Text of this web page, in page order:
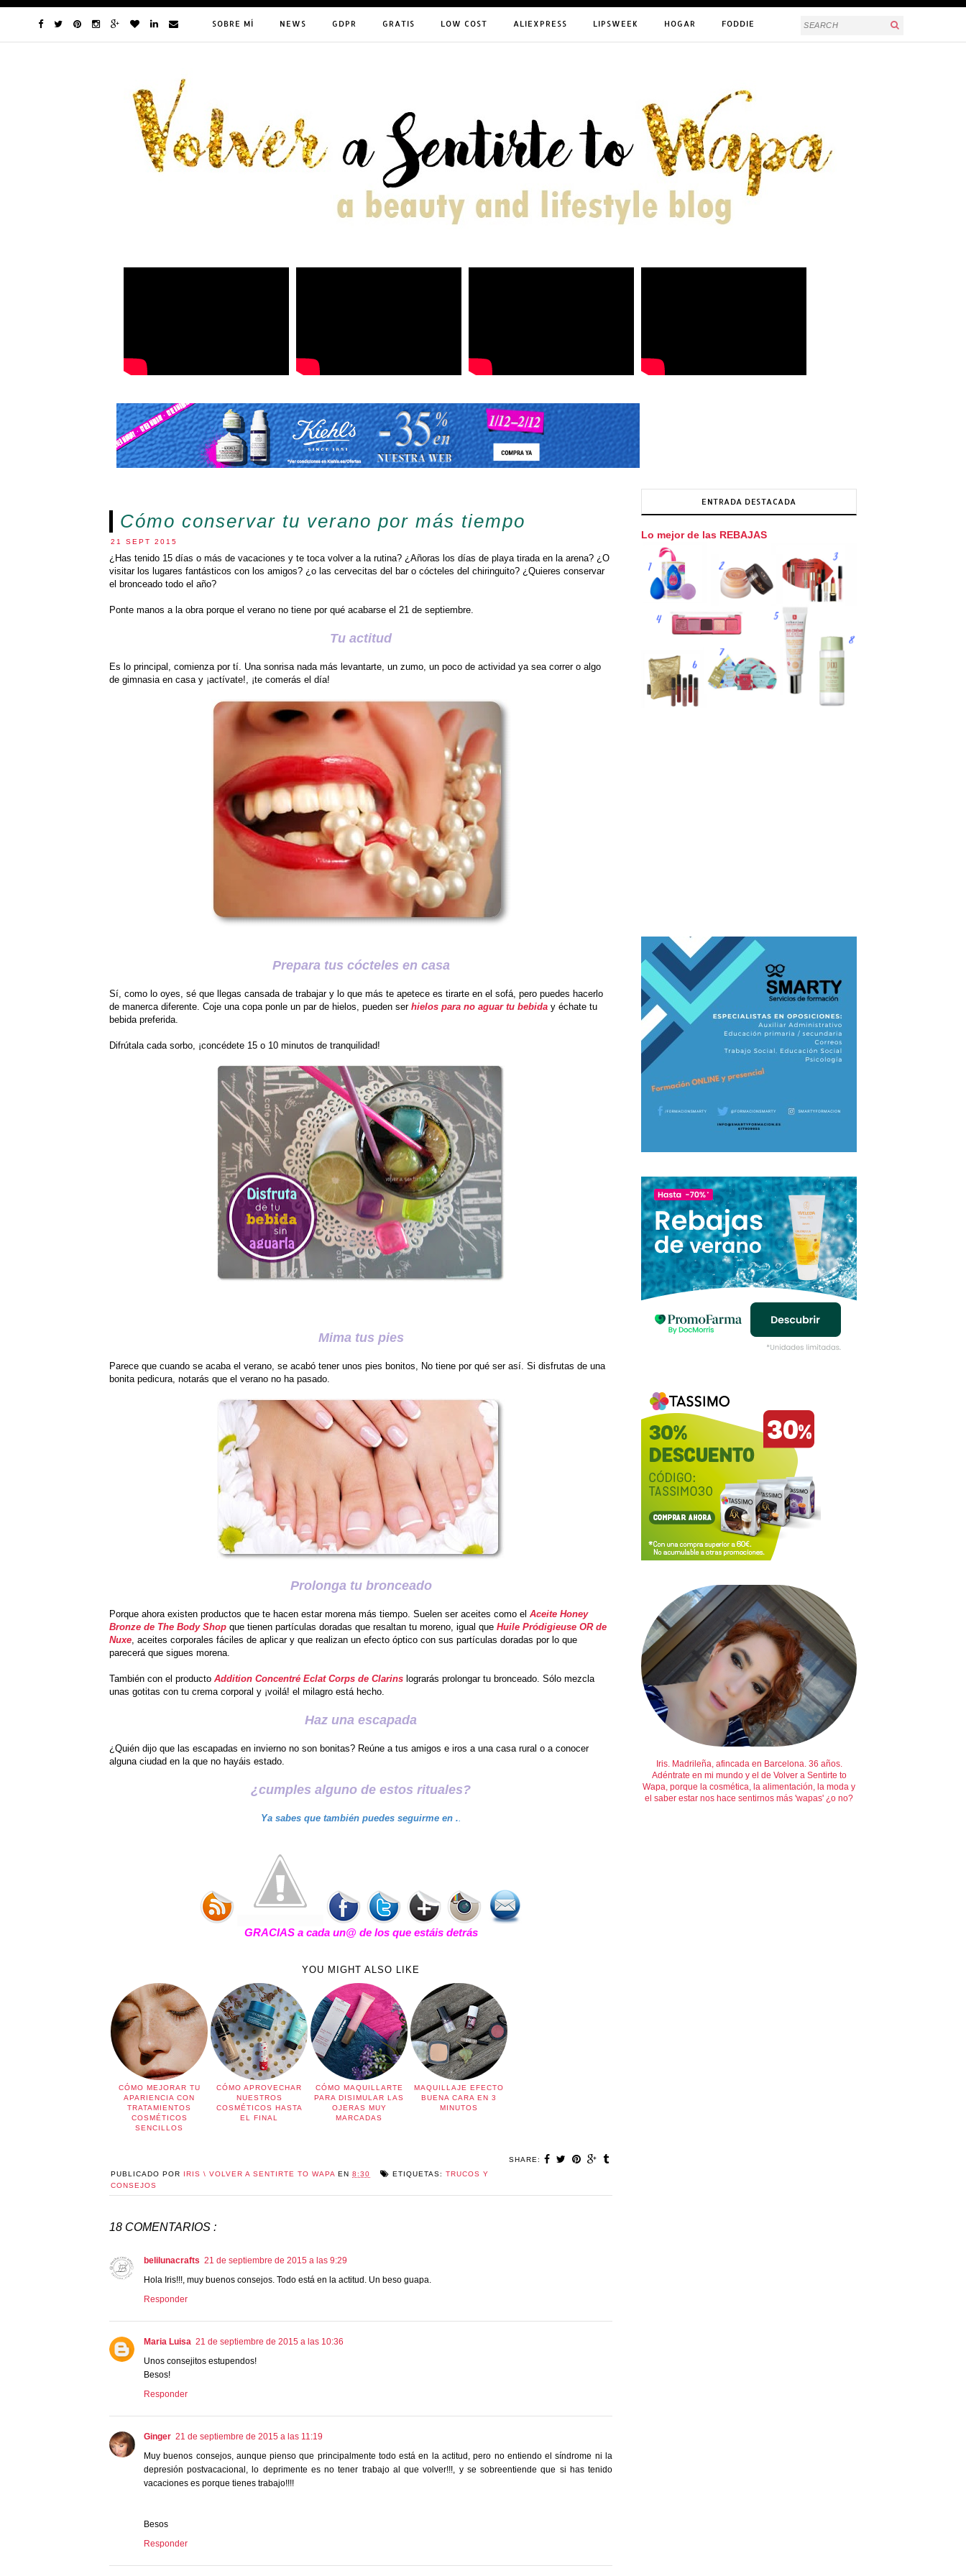
SOBRE MÍ NEWS GDPR GRATIS LOW COST ALIEXPRESS LIPSWEEK HOGAR FODDIE
Cómo conservar tu verano por más tiempo
21 SEPT 2015
¿Has tenido 15 días o más de vacaciones y te toca volver a la rutina? ¿Añoras los días de playa tirada en la arena? ¿O
visitar los lugares fantásticos con los amigos? ¿o las cervecitas del bar o cócteles del chiringuito? ¿Quieres conservar
el bronceado todo el año?
Ponte manos a la obra porque el verano no tiene por qué acabarse el 21 de septiembre.
Tu actitud
Es lo principal, comienza por tí. Una sonrisa nada más levantarte, un zumo, un poco de actividad ya sea correr o algo
de gimnasia en casa y ¡actívate!, ¡te comerás el día!
Prepara tus cócteles en casa
Sí, como lo oyes, sé que llegas cansada de trabajar y lo que más te apetece es tirarte en el sofá, pero puedes hacerlo
de manerca diferente. Coje una copa ponle un par de hielos, pueden ser hielos para no aguar tu bebida y échate tu
bebidapreferida.
Difrútala cada sorbo, ¡concédete 15 o 10 minutos de tranquilidad!
Mima tus pies
Parece que cuando se acaba el verano, se acabó tener unos pies bonitos, No tiene por qué ser así. Si disfrutas de una
bonita pedicura, notarás que el verano no ha pasado.
Prolonga tu bronceado
Porque ahora existen productos que te hacen estar morena más tiempo. Suelen ser aceites como el Aceite Honey
Bronze de The Body Shop que tienen partículas doradas que resaltan tu moreno, igual que Huile Pródigieuse OR de
Nuxe, aceites corporales fáciles de aplicar y que realizan un efecto óptico con sus partículas doradas por lo que
parecerá que sigues morena.
También con el producto Addition Concentré Eclat Corps de Clarins lograrás prolongar tu bronceado. Sólo mezcla
unas gotitas con tu crema corporal y ¡voilá! el milagro está hecho.
Haz una escapada
¿Quién dijo que las escapadas en invierno no son bonitas? Reúne a tus amigos e iros a una casa rural o a conocer
alguna ciudad en la que no hayáis estado.
¿cumples alguno de estos rituales?
Ya sabes que también puedes seguirme en ..
GRACIAS a cada un@ de los que estáis detrás
YOU MIGHT ALSO LIKE
CÓMO MEJORAR TU
APARIENCIA CON
TRATAMIENTOS
COSMÉTICOS
SENCILLOS
CÓMO APROVECHAR
NUESTROS
COSMÉTICOS HASTA
EL FINAL
CÓMO MAQUILLARTE
PARA DISIMULAR LAS
OJERAS MUY
MARCADAS
MAQUILLAJE EFECTO
BUENA CARA EN 3
MINUTOS
SHARE:
PUBLICADO POR IRIS \ VOLVER A SENTIRTE TO WAPA EN 8:30 ETIQUETAS: TRUCOS Y
CONSEJOS
18 COMENTARIOS :
belilunacrafts 21 de septiembre de 2015 a las 9:29
Hola Iris!!!, muy buenos consejos. Todo está en la actitud. Un beso guapa.
Responder
Maria Luisa 21 de septiembre de 2015 a las 10:36
Unos consejitos estupendos!
Besos!
Responder
Ginger 21 de septiembre de 2015 a las 11:19
Muy buenos consejos, aunque pienso que principalmente todo está en la actitud, pero no entiendo el síndrome ni la
depresión postvacacional, lo deprimente es no tener trabajo al que volver!!!, y se sobreentiende que si has tenido
vacaciones es porque tienes trabajo!!!!
Besos
Responder
ENTRADA DESTACADA
Lo mejor de las REBAJAS
Iris. Madrileña, afincada en Barcelona. 36 años.
Adéntrate en mi mundo y el de Volver a Sentirte to
Wapa, porque la cosmética, la alimentación, la moda y
el saber estar nos hace sentirnos más 'wapas' ¿o no?